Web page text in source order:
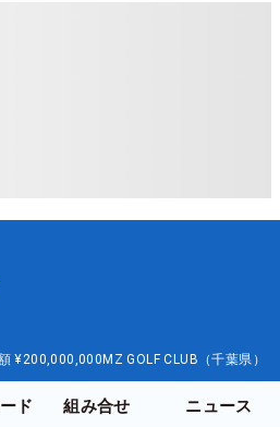
¥200,000,000 MZ GOLF CLUB（千葉県）
ド 組み合せ ニュース